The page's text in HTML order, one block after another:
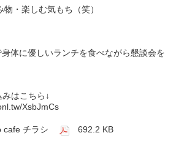
楽しむ気もち（笑）
に優しいランチを食べながら懇談会を
ちら↓
XsbJmCs
cafe チラシ 692.2 KB